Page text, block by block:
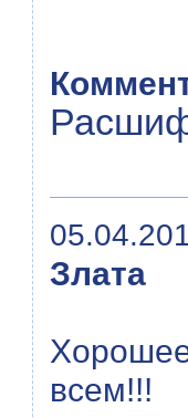
Злата
всем!!!